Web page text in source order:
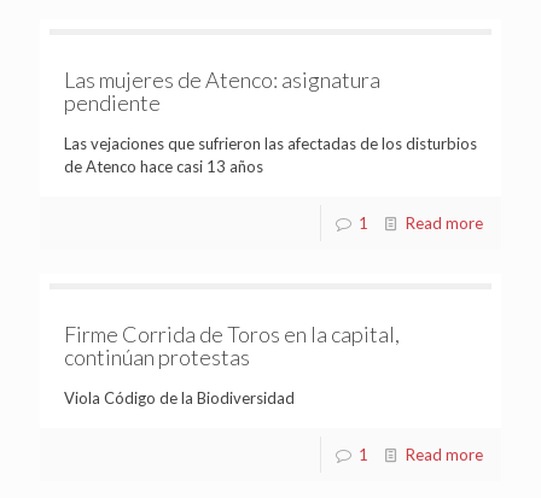
Las mujeres de Atenco: asignatura
pendiente
Las vejaciones que sufrieron las afectadas de los disturbios
de Atenco hace casi 13 años
1 Read more
Firme Corrida de Toros en la capital,
continúan protestas
Viola Código de la Biodiversidad
1 Read more